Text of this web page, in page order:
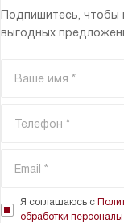
Подпишитесь, чтобы
выгодных
Я соглашаюсь с
обработки